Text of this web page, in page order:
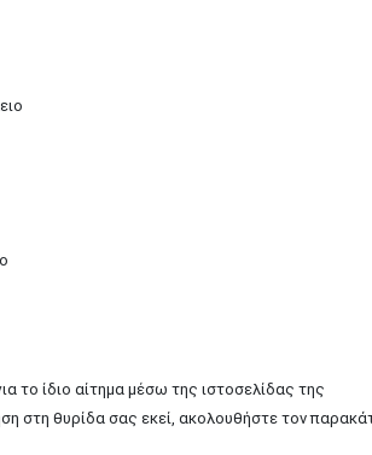
το ίδιο αίτημα μέσω της ιστοσελίδας της
στη θυρίδα σας εκεί, ακολουθήστε τον